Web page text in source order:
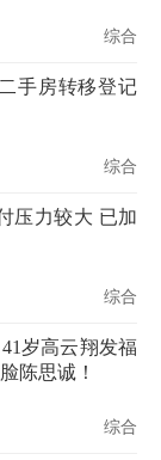
综合
手房转移登记
综合
压力较大 已加
综合
岁高云翔发福
陈思诚！
综合